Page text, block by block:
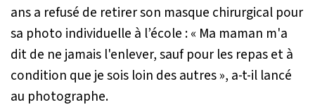
ans a refusé de retirer son masque chirurgical pour
sa photo individuelle à l’école : « Ma maman m'a
dit de ne jamais l'enlever, sauf pour les repas et à
condition que je sois loin des autres », a-t-il lancé
au photographe.